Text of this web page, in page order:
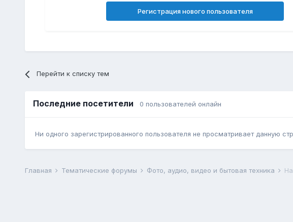
Регистрация нового пользователя
Перейти к списку тем
Последние посетители 0 пользователей онлайн
Ни одного зарегистрированного пользователя не просматривает данную
Главная Тематические форумы Фото, аудио, видео и бытовая техника